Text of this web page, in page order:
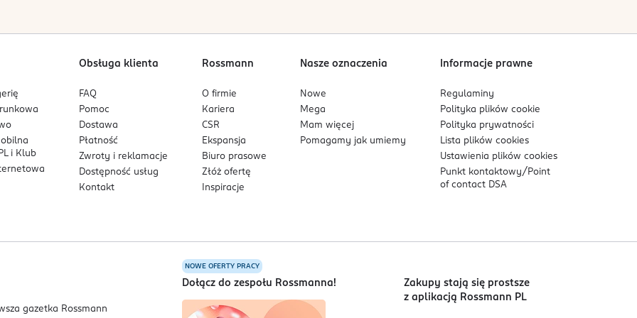
poprawę odżywienia i nawilżenia skóry.
rozprowadzanie masełka na skórze i demakijaż.
alg zbieranych u wybrzeży północnej Francji, działa nawilżająco i łagodząco na skórę.
barierę ochronną skóry, wpływa na elastyczność i regenerację naskórka.
chronić skórę przed oznakami starzenia.
i Klub
Obsługa klienta
FAQ
Pomoc
Dostawa
Płatność
Zwroty i reklamacje
Dostępność usług
Kontakt
Rossmann
O firmie
Kariera
CSR
Ekspansja
Biuro prasowe
Złóż ofertę
Inspiracje
Nasze oznaczenia
Nowe
Mega
Mam więcej
Pomagamy jak umiemy
Informacje prawne
Regulaminy
Polityka plikówcookie
Polityka prywatności
Lista plikówcookies
Ustawienia plikówcookies
Punkt kontaktowy/ Point
of contact DSA
NOWE OFERTY PRACY
Dołącz do zespołu Rossmanna!
Zakupy stają się prostsze
z aplikacją Rossmann PL